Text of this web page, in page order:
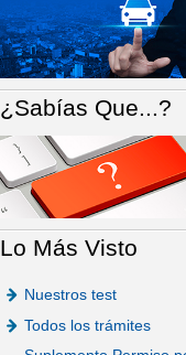
¿Sabías Que...?
Lo Más Visto
Nuestros test
Todos los trámites